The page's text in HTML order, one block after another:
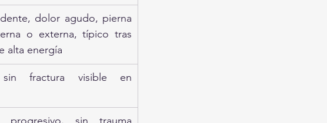
dolor agudo, pierna
o externa, típico tras
alta energía
fractura visible en